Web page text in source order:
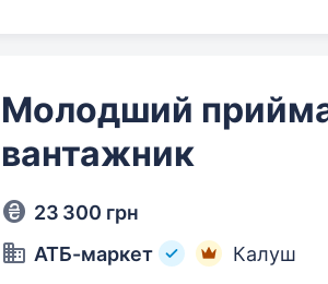
Молодший
вантажник
23 300 грн
АТБ-маркет
Калуш